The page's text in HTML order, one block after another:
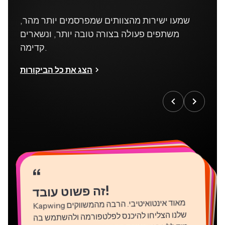
שמעו ישירות מהצוותים שמפרסמים יותר מהר,
משתפים פעולה בצורה טובה יותר, ונשארים
קדימה.
הצג את כל הביקורות
“
זה פשוט עובד!
Kapwing
מאוד אינטואיטיבי. הרבה מהמשווקים
שלנו הצליחו להיכנס לפלטפורמה ולהשתמש בה
מיד ללא כמעט שום הדרכה. אין צורך בהורדות או
התקנות - זה פשוט עובד
“
“
“
“
“
“